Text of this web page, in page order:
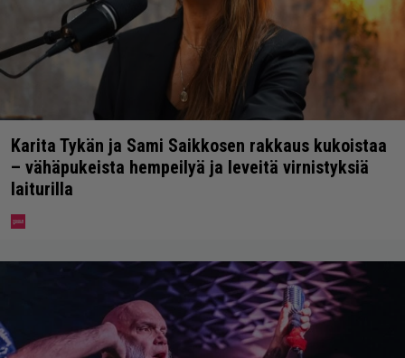
Karita Tykän ja Sami Saikkosen rakkaus kukoistaa
– vähäpukeista hempeilyä ja leveitä virnistyksiä
laiturilla